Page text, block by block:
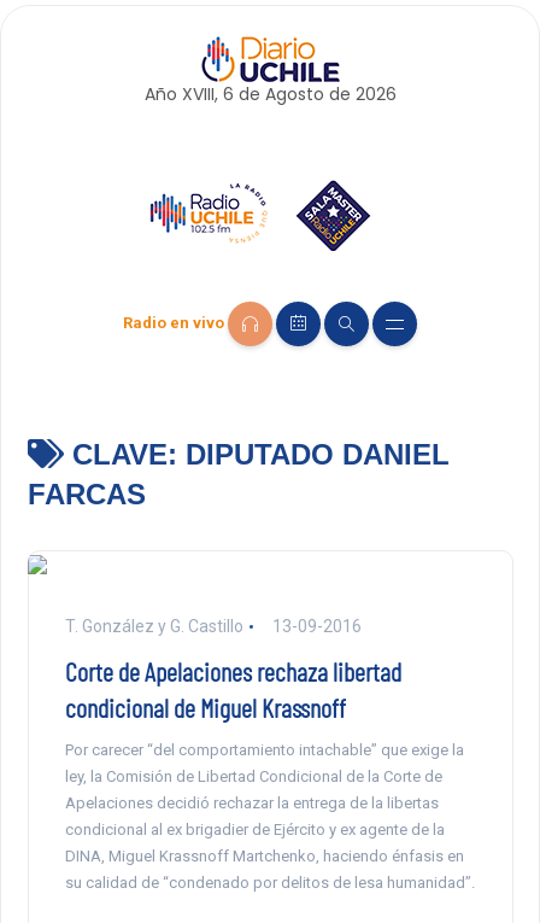
Año XVIII, 6 de Agosto de 2026
Radio en vivo
CLAVE: DIPUTADO DANIEL
FARCAS
T. González y G. Castillo 13-09-2016
Corte de Apelaciones rechaza libertad
condicional de Miguel Krassnoff
Por carecer “del comportamiento intachable” que exige la
ley, la Comisión de Libertad Condicional de la Corte de
Apelaciones decidió rechazar la entrega de la libertas
condicional al ex brigadier de Ejército y ex agente de la
DINA, Miguel Krassnoff Martchenko, haciendo énfasis en
su calidad de “condenado por delitos de lesa humanidad”.